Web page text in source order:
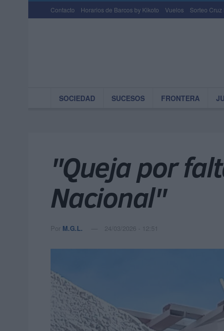
Contacto Horarios de Barcos by Kikoto Vuelos Sorteo Cruz
SOCIEDAD SUCESOS FRONTERA
"Queja por
Nacional"
Por M.G.L. 24/03/2026 - 12:51